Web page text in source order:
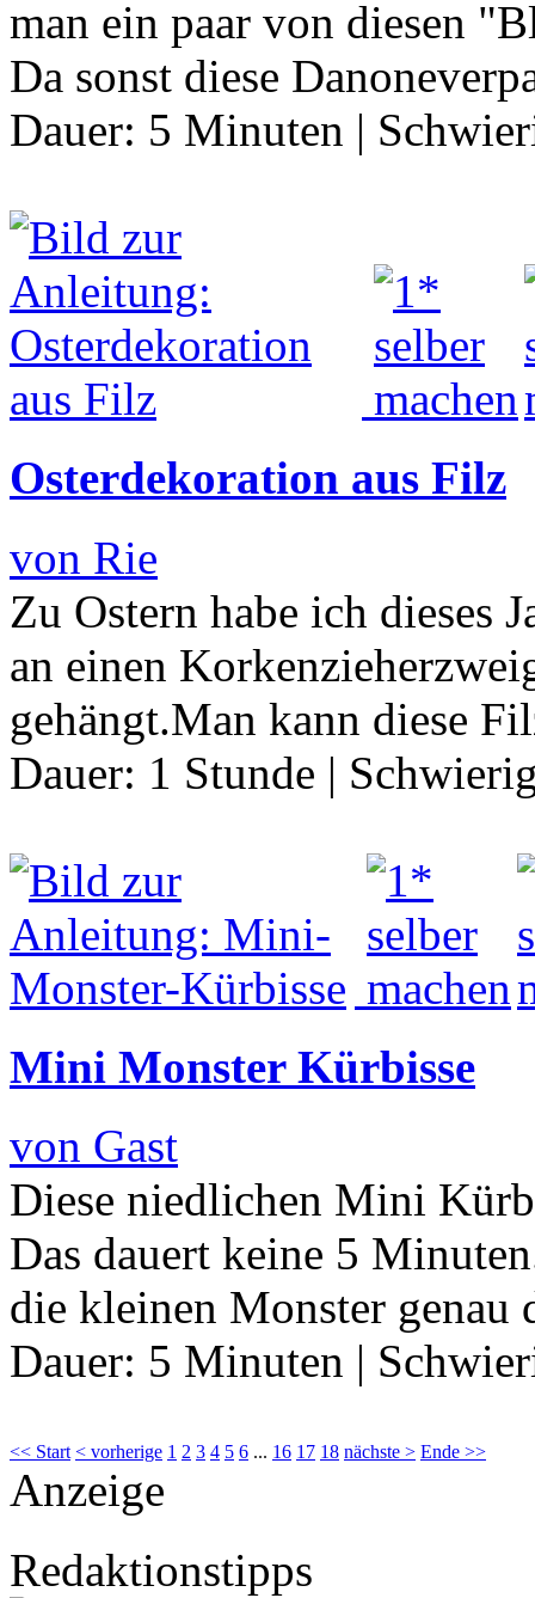
man ein paar von diesen
Da sonst diese
Dauer: 5 Minuten |
Osterdekoration aus Filz
von Rie
Zu Ostern habe ich dieses
an einen
gehängt.Man kann diese
Dauer: 1 Stunde |
Mini Monster Kürbisse
von Gast
Diese niedlichen Mini
Das dauert keine 5
die kleinen Monster
Dauer: 5 Minuten |
<< Start < vorherige 1 2 3 4 5 6 ... 16 17 18 nächste > Ende >>
Anzeige
Redaktionstipps